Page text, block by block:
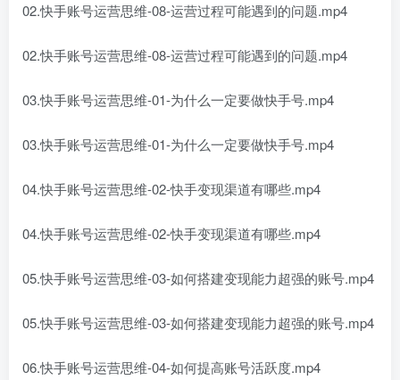
02.快手账号运营思维-08-运营过程可能遇到的问题.mp4
02.快手账号运营思维-08-运营过程可能遇到的问题.mp4
03.快手账号运营思维-01-为什么一定要做快手号.mp4
03.快手账号运营思维-01-为什么一定要做快手号.mp4
04.快手账号运营思维-02-快手变现渠道有哪些.mp4
04.快手账号运营思维-02-快手变现渠道有哪些.mp4
05.快手账号运营思维-03-如何搭建变现能力超强的账号.mp4
05.快手账号运营思维-03-如何搭建变现能力超强的账号.mp4
06.快手账号运营思维-04-如何提高账号活跃度.mp4